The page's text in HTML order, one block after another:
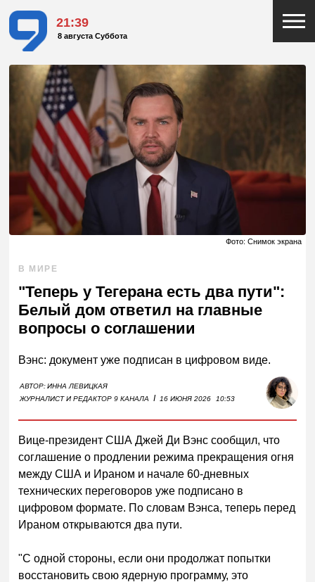
21:39
8 августа Суббота
Фото: Снимок экрана
В МИРЕ
"Теперь у Тегерана есть два пути":
Белый дом ответил на главные
вопросы о соглашении
Вэнс: документ уже подписан в цифровом виде.
АВТОР:ИННА ЛЕВИЦКАЯ
ЖУРНАЛИСТ И РЕДАКТОР 9 КАНАЛА
I 16 ИЮНЯ 2026 10:53
Вице-президент США Джей Ди Вэнс сообщил, что
соглашение о продлении режима прекращения огня
между США и Ираном и начале 60-дневных
технических переговоров уже подписано в
цифровом формате. По словам Вэнса, теперь перед
Ираном открываются два пути.
"С одной стороны, если они продолжат попытки
восстановить свою ядерную программу, это